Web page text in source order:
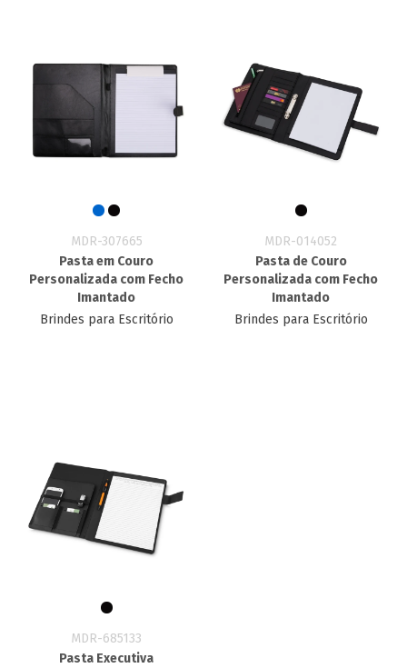
MDR-307665
Pasta em Couro
Personalizada com Fecho
Imantado
Brindes para Escritório
MDR-014052
Pasta de Couro
Personalizada com Fecho
Imantado
Brindes para Escritório
MDR-685133
Pasta Executiva